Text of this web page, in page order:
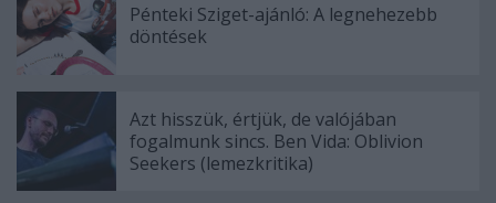
Pénteki Sziget-ajánló: A legnehezebb
döntések
Azt hisszük, értjük, de valójában
fogalmunk sincs. Ben Vida: Oblivion
Seekers (lemezkritika)